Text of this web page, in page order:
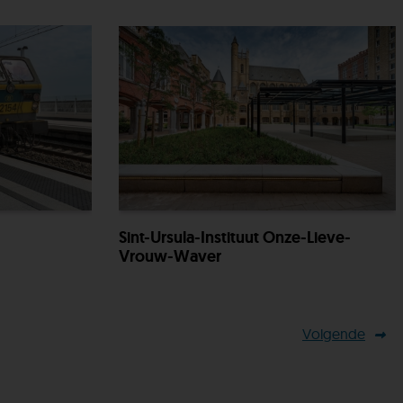
Sint-Ursula-Instituut Onze-Lieve-
Vrouw-Waver
Volgende